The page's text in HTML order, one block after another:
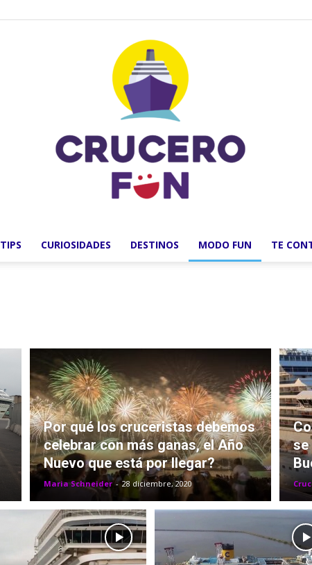
TIPS CURIOSIDADES DESTINOS MODO FUN TE
Por qué los cruceristas debemos
celebrar con más ganas, el Año
Nuevo que está por llegar?
Maria Schneider - 28 diciembre, 2020
se